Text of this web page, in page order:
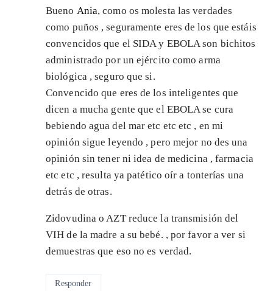
Bueno Ania, como os molesta las verdades
como puños , seguramente eres de los que estáis
convencidos que el SIDA y EBOLA son bichitos
administrado por un ejército como arma
biológica , seguro que si.
Convencido que eres de los inteligentes que
dicen a mucha gente que el EBOLA se cura
bebiendo agua del mar etc etc etc , en mi
opinión sigue leyendo , pero mejor no des una
opinión sin tener ni idea de medicina , farmacia
etc etc , resulta ya patético oír a tonterías una
detrás de otras.
Zidovudina o AZT reduce la transmisión del
VIH de la madre a su bebé. , por favor a ver si
demuestras que eso no es verdad.
Responder